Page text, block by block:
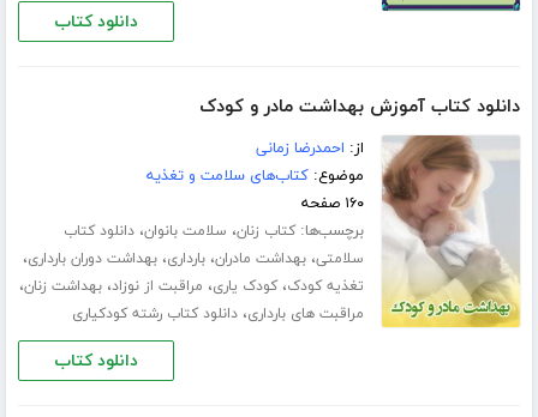
دانلود کتاب
دانلود کتاب آموزش بهداشت مادر و کودک
از: احمدرضا زمانی
موضوع:کتاب‌های سلامت و تغذیه
۱۶۰ صفحه
برچسب‌ها:کتاب زنان، سلامت بانوان،دانلود کتاب
سلامتی،بهداشت مادران،بارداری،بهداشت دوران بارداری،
تغذیه کودک،کودک یاری، مراقبت از نوزاد،بهداشت زنان،
مراقبت های بارداری،دانلود کتاب رشته کودکیاری
دانلود کتاب